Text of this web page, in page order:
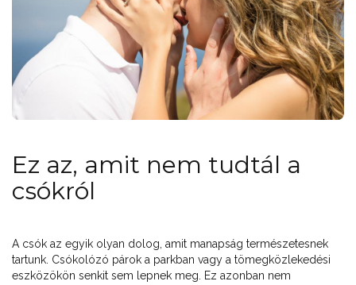
Ez az, amit nem tudtál a
csókról
A csók az egyik olyan dolog, amit manapság természetesnek
tartunk. Csókolózó párok a parkban vagy a tömegközlekedési
eszközökön senkit sem lepnek meg. Ez azonban nem